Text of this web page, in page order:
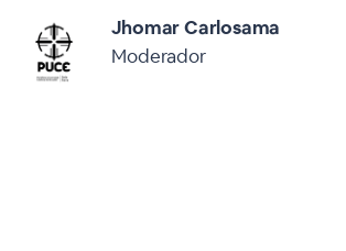
Jhomar Carlosama
Moderador